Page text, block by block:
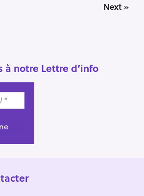
Next »
à notre Lettre d’info